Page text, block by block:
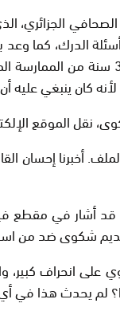
أسئلة الدرك،
يسبق لي أن ناقشت، على
كان ينبغي
الموقع
أخبرنا إحسان
في مقطع
شكوى ضد من
على انحراف
هذا؟ لم يحدث هذا